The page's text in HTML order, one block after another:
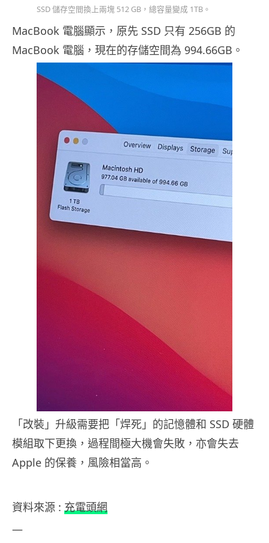
SSD 儲存空間換上兩塊 512 GB，總容量變成 1TB。
MacBook 電腦顯示，原先 SSD 只有 256GB 的
MacBook 電腦，現在的存儲空間為 994.66GB。
「改裝」升級需要把「焊死」的記憶體和 SSD 硬體
模組取下更換，過程間極大機會失敗，亦會失去
Apple 的保養，風險相當高。
資料來源 : 充電頭網
—